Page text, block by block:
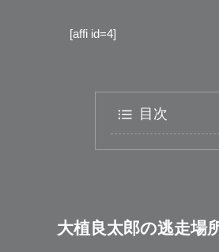
[affi id=4]
目次
大植良太郎の逃走場